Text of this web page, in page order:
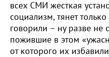
всех СМИ жесткая
социализм, тянет
говорили – ну разве не
пожившие в этом
от которого их